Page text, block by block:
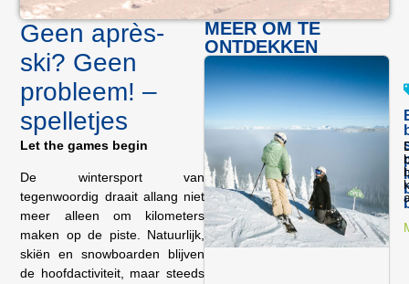
Geen après-
ski? Geen
probleem! –
spelletjes
Let the games begin
De wintersport van
tegenwoordig draait allang niet
meer alleen om kilometers
maken op de piste. Natuurlijk,
skiën en snowboarden blijven
de hoofdactiviteit, maar steeds
MEER OM TE
ONTDEKKEN